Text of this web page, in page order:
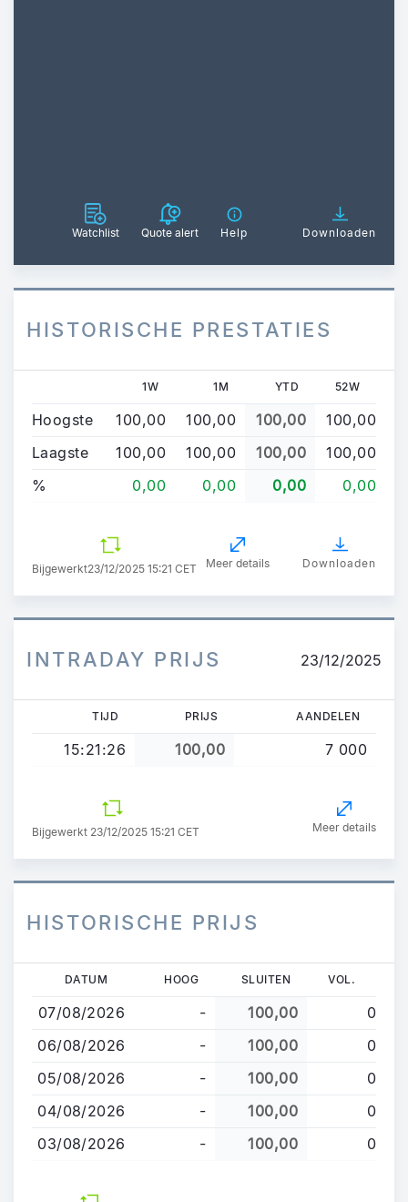
Watchlist Quote alert Help Downloaden
HISTORISCHE PRESTATIES
1W 1M YTD 52W
Hoogste 100,00 100,00 100,00
100,00
Laagste
100,00 100,00 100,00
100,00
%
0,00 0,00 0,00 0,00
Bijgewerkt23/12/2025 15:21 CET Meer details Downloaden
INTRADAY PRIJS 23/12/2025
TIJD PRIJS AANDELEN
15:21:26 100,00 7 000
Bijgewerkt 23/12/2025 15:21 CET Meer details
HISTORISCHE PRIJS
Overslaan
naar
de
gaan
DATUM HOOG SLUITEN VOL.
07/08/2026 - 100,00
0
06/08/2026
- 100,00
0
05/08/2026
- 100,00
0
04/08/2026
- 100,00
0
03/08/2026
- 100,00 0